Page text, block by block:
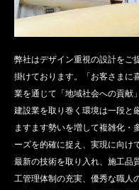
弊社はデザイン重視の設計をご
掛けております。「お客さまに
業を通じて「地域社会への貢献
建設業を取り巻く環境は一段と
ますます勢いを増して複雑化・
ーズを的確に捉え、実現に向け
最新の技術を取り入れ、施工品
工管理体制の充実、優秀な職人